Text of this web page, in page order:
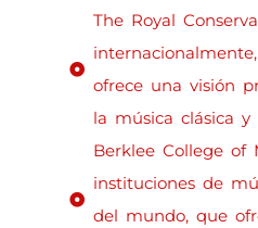
The Royal
ofrece una visión
la música clásica y
Berklee College of
instituciones de
del mundo, que